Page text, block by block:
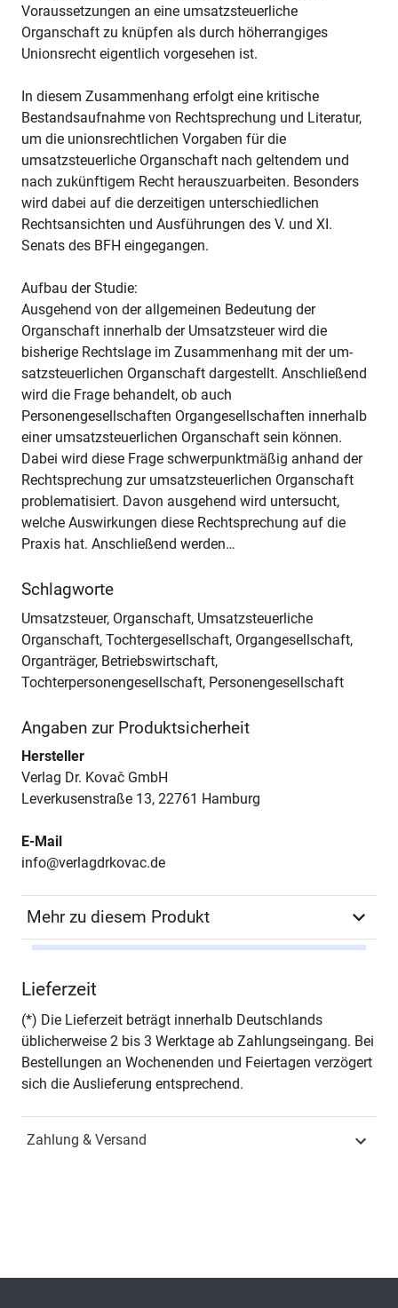
Voraussetzungen an eine umsatzsteuerliche
Organschaft zu knüpfen als durch höherrangiges
Unionsrecht eigentlich vorgesehen ist.
In diesem Zusammenhang erfolgt eine kritische
Bestandsaufnahme von Rechtsprechung und Literatur,
um die unionsrechtlichen Vorgaben für die
umsatzsteuerliche Organschaft nach geltendem und
nach zukünftigem Recht herauszuarbeiten. Besonders
wird dabei auf die derzeitigen unterschiedlichen
Rechtsansichten und Ausführungen des V. und XI.
Senats des BFH eingegangen.
Aufbau der Studie:
Ausgehend von der allgemeinen Bedeutung der
Organschaft innerhalb der Umsatzsteuer wird die
bisherige Rechtslage im Zusammenhang mit der um-
satzsteuerlichen Organschaft dargestellt. Anschließend
wird die Frage behandelt, ob auch
Personengesellschaften Organgesellschaften innerhalb
einer umsatzsteuerlichen Organschaft sein können.
Dabei wird diese Frage schwerpunktmäßig anhand der
Rechtsprechung zur umsatzsteuerlichen Organschaft
problematisiert. Davon ausgehend wird untersucht,
welche Auswirkungen diese Rechtsprechung auf die
Praxis hat. Anschließend werden…
Schlagworte
Umsatzsteuer, Organschaft, Umsatzsteuerliche
Organschaft, Tochtergesellschaft, Organgesellschaft,
Organträger, Betriebswirtschaft,
Tochterpersonengesellschaft, Personengesellschaft
Angaben zur Produktsicherheit
Hersteller
Verlag Dr. Kovač GmbH
Leverkusenstraße 13, 22761 Hamburg
E-Mail
info@verlagdrkovac.de
Mehr zu diesem Produkt
Seiten 108
Jahr Hamburg 2017
Fachdisziplin
ISSN 1616-6663
Lieferzeit
(*) Die Lieferzeit beträgt innerhalb Deutschlands
üblicherweise 2 bis 3 Werktage ab Zahlungseingang. Bei
Bestellungen an Wochenenden und Feiertagen verzögert
sich die Auslieferung entsprechend.
Zahlung & Versand